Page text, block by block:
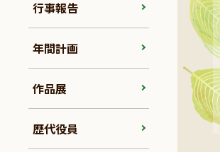
行事報告
年間計画
作品展
歴代役員